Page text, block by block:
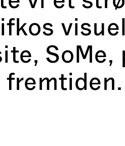
SoMe,
fremtiden.